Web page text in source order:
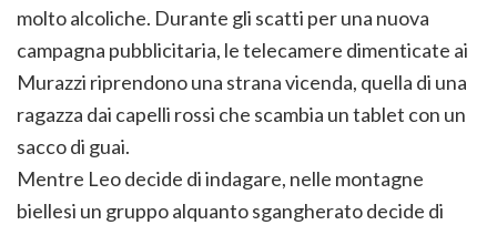
molto alcoliche. Durante gli scatti per una nuova
campagna pubblicitaria, le telecamere dimenticate ai
Murazzi riprendono una strana vicenda, quella di una
ragazza dai capelli rossi che scambia un tablet con un
sacco di guai.
Mentre Leo decide di indagare, nelle montagne
biellesi un gruppo alquanto sgangherato decide di